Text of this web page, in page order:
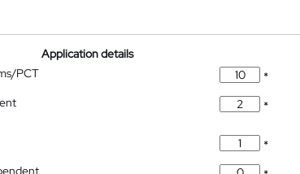
Application details
PCT
*
*
*